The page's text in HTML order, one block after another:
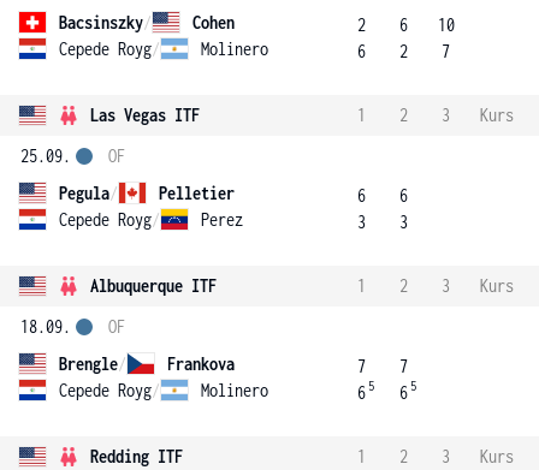
Bacsinszky/
Cohen
Cepede Royg/ Molinero
2
6
6
2
10
7
Las Vegas ITF 1 2 3
Kurs
25.09.
Pegula/
Pelletier
Cepede Royg/ Perez
OF
6
3
6
3
Albuquerque ITF 1 2 3
Kurs
18.09.
Brengle/
Frankova
Cepede Royg/ Molinero
OF
7
6 5
7
6 5
Redding ITF 1 2 3
Kurs